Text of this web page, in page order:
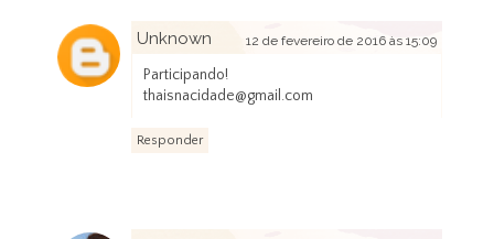
Unknown 12 de fevereiro de 2016 às 15:09
Participando!
thaisnacidade@gmail.com
Responder